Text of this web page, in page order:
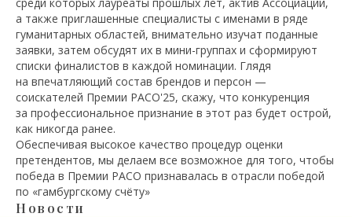
а также приглашенные специалисты с именами в ряде
гуманитарных областей, внимательно изучат поданные
заявки, затем обсудят их в мини-группах и сформируют
списки финалистов в каждой номинации. Глядя
на впечатляющий состав брендов и персон —
соискателей Премии РАСО'25, скажу, что конкуренция
за профессиональное признание в этот раз будет острой,
как никогда ранее.
Обеспечивая высокое качество процедур оценки
претендентов, мы делаем все возможное для того, чтобы
победа в Премии РАСО признавалась в отрасли победой
по «гамбургскому счёту»
Новости